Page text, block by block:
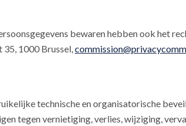
bewaren hebben ook het
1000 Brussel,
technische en organisatorische
tegen vernietiging, verlies, wijziging,